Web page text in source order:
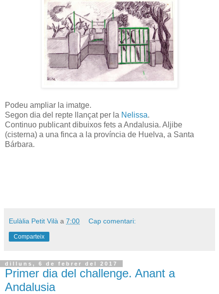
Podeu ampliar la imatge.
Segon dia del repte llançat per la Nelissa.
Continuo publicant dibuixos fets a Andalusia. Aljibe
(cisterna) a una finca a la província de Huelva, a Santa
Bárbara.
Eulàlia Petit Vilà a 7:00 Cap comentari:
Comparteix
dilluns, 6 de febrer del 2017
Primer dia del challenge. Anant a
Andalusia